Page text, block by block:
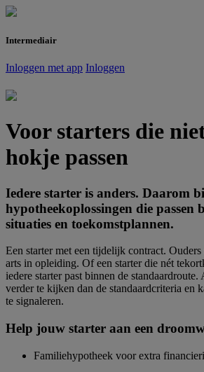
Intermediair
Inloggen met app Inloggen
Voor starters die
hokje passen
Iedere starter is anders. Daarom
hypotheekoplossingen die passen
situaties en toekomstplannen.
Een starter met een tijdelijk contract.
arts in opleiding. Of een starter die nét
iedere starter past binnen de
verder te kijken dan de standaardcriteria en
te signaleren.
Help jouw starter aan een
Familiehypotheek voor extra